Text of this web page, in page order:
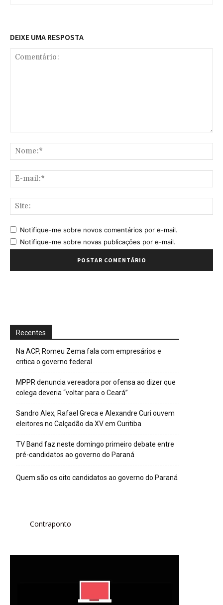
DEIXE UMA RESPOSTA
Notifique-me sobre novos comentários por e-mail.
Notifique-me sobre novas publicações por e-mail.
Recentes
Na ACP, Romeu Zema fala com empresários e
critica o governo federal
MPPR denuncia vereadora por ofensa ao dizer que
colega deveria “voltar para o Ceará”
Sandro Alex, Rafael Greca e Alexandre Curi ouvem
eleitores no Calçadão da XV em Curitiba
TV Band faz neste domingo primeiro debate entre
pré-candidatos ao governo do Paraná
Quem são os oito candidatos ao governo do Paraná
Contraponto